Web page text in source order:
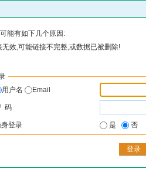
能有如下几个原因:
效,可能链接不完整,或数据已被删除!
用户名
Email
码
身登录 是 否